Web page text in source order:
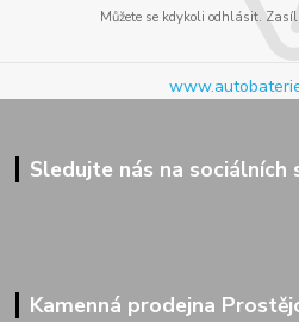
Můžete se kdykoli odhlásit.
Sledujte nás na sociálních
Kamenná prodejna